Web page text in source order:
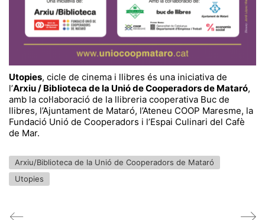
Utopies, cicle de cinema i llibres és una iniciativa de
l’Arxiu / Biblioteca de la Unió de Cooperadors de Mataró,
amb la col·laboració de la llibreria cooperativa Buc de
llibres, l’Ajuntament de Mataró, l’Ateneu COOP Maresme, la
Fundació Unió de Cooperadors i l’Espai Culinari del Cafè
de Mar.
Arxiu/Biblioteca de la Unió de Cooperadors de Mataró
Utopies